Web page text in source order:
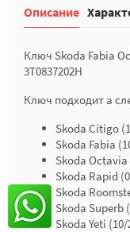
Описание
Ключ Skoda Fabia
3T0837202H
Ключ подходит а
Skoda Citigo
Skoda Fabia
Skoda Octavia
Skoda Rapid
Skoda
Skoda Superb
Skoda Yeti